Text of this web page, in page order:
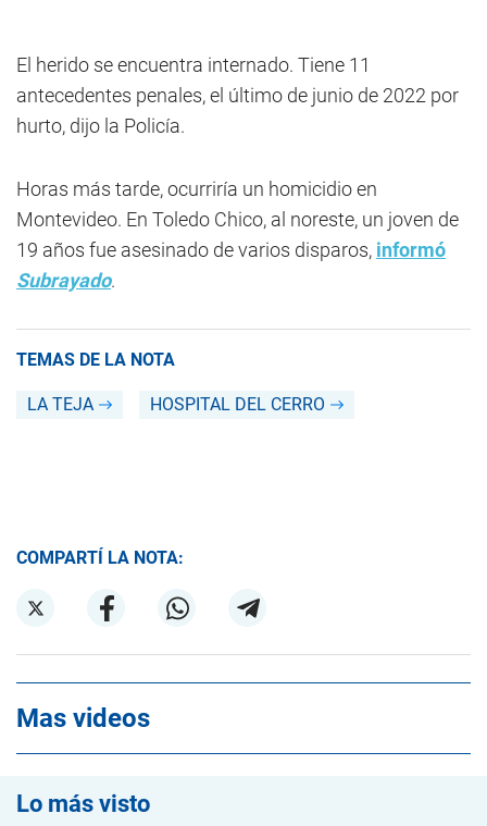
El herido se encuentra internado. Tiene 11
antecedentes penales, el último de junio de 2022 por
hurto, dijo la Policía.
Horas más tarde, ocurriría un homicidio en
Montevideo. En Toledo Chico, al noreste, un joven de
19 años fue asesinado de varios disparos, informó
Subrayado.
TEMAS DE LA NOTA
LA TEJA HOSPITAL DEL CERRO
COMPARTÍ LA NOTA:
Mas videos
Lo más visto